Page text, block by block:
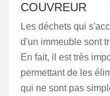
COUVREUR
Les déchets qui
d'un immeuble sont
En fait, il est très
permettant de les
qui ne sont pas